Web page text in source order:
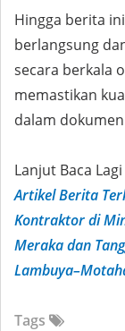
Hingga berita
berlangsung
secara berkala
memastikan
dalam
Lanjut Baca
Artikel Berita
Kontraktor di
Meraka dan
Tags